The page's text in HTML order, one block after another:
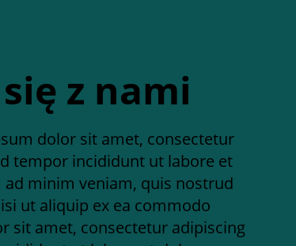
z nami
dolor sit amet, consectetur
tempor incididunt ut labore et
minim veniam, quis nostrud
ut aliquip ex ea commodo
sit amet, consectetur adipiscing